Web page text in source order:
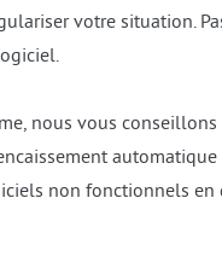
votre situation.
nous vous conseillons
automatique
non fonctionnels en